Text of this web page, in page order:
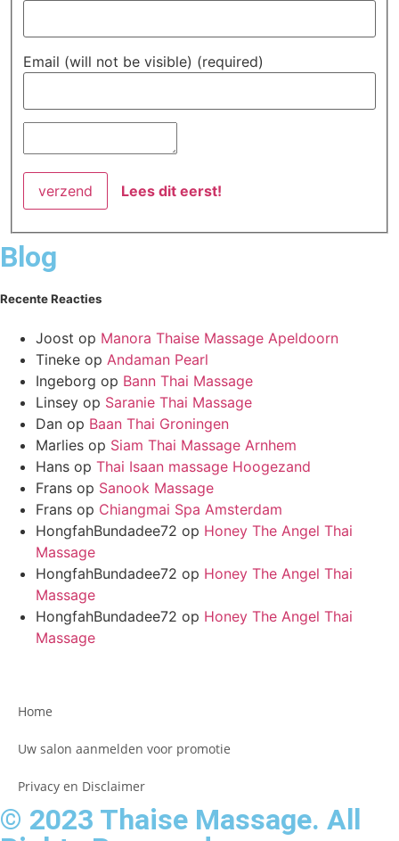
Email (will not be visible) (required)
Lees dit eerst!
Blog
Recente Reacties
Joost op Manora Thaise Massage Apeldoorn
Tineke op Andaman Pearl
Ingeborg op Bann Thai Massage
Linsey op Saranie Thai Massage
Dan op Baan Thai Groningen
Marlies op Siam Thai Massage Arnhem
Hans op Thai Isaan massage Hoogezand
Frans op Sanook Massage
Frans op Chiangmai Spa Amsterdam
HongfahBundadee72 op Honey The Angel Thai
Massage
HongfahBundadee72 op Honey The Angel Thai
Massage
HongfahBundadee72 op Honey The Angel Thai
Massage
Home
Uw salon aanmelden voor promotie
Privacy en Disclaimer
© 2023 Thaise Massage. All